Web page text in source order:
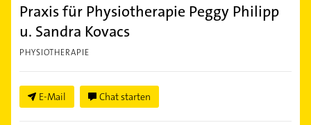
Praxis für Physiotherapie Peggy Philipp
u. Sandra Kovacs
PHYSIOTHERAPIE
E-Mail Chat starten